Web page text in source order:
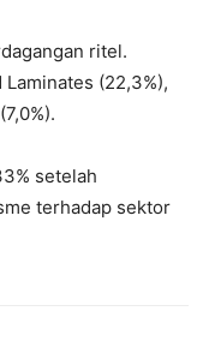
ritel.
(22,3%),
setelah
terhadap sektor